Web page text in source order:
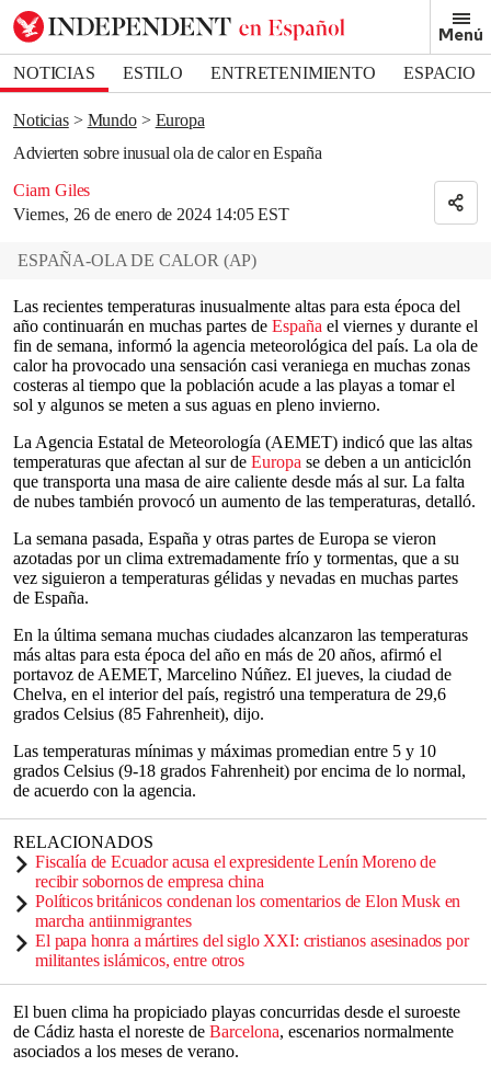
Menú
NOTICIAS ESTILO ENTRETENIMIENTO
ESPACIO
DEPORTES
Noticias Mundo
Europa
Advierten sobre inusual ola de calor en España
Ciarn Giles
Viernes, 26 de enero de 2024 14:05 EST
Bookmark popover
Removed from bookmarks
Close popover
ESPAÑA-OLA DE CALOR (AP)
Las recientes temperaturas inusualmente altas para esta época del
año continuarán en muchas partes de España el viernes y durante el
fin de semana, informó la agencia meteorológica del país. La ola de
calor ha provocado una sensación casi veraniega en muchas zonas
costeras al tiempo que la población acude a las playas a tomar el
sol y algunos se meten a sus aguas en pleno invierno.
La Agencia Estatal de Meteorología (AEMET) indicó que las altas
temperaturas que afectan al sur de Europa se deben a un anticiclón
que transporta una masa de aire caliente desde más al sur. La falta
de nubes también provocó un aumento de las temperaturas, detalló.
La semana pasada, España y otras partes de Europa se vieron
azotadas por un clima extremadamente frío y tormentas, que a su
vez siguieron a temperaturas gélidas y nevadas en muchas partes
de España.
En la última semana muchas ciudades alcanzaron las temperaturas
más altas para esta época del año en más de 20 años, afirmó el
portavoz de AEMET, Marcelino Núñez. El jueves, la ciudad de
Chelva, en el interior del país, registró una temperatura de 29,6
grados Celsius (85 Fahrenheit), dijo.
Las temperaturas mínimas y máximas promedian entre 5 y 10
grados Celsius (9-18 grados Fahrenheit) por encima de lo normal,
de acuerdo con la agencia.
RELACIONADOS
Fiscalía de Ecuador acusa el expresidente Lenín Moreno de
recibir sobornos de empresa china
Políticos británicos condenan los comentarios de Elon Musk en
marcha antiinmigrantes
El papa honra a mártires del siglo XXI: cristianos asesinados por
militantes islámicos, entre otros
El buen clima ha propiciado playas concurridas desde el suroeste
de Cádiz hasta el noreste de Barcelona, ​​escenarios normalmente
asociados a los meses de verano.